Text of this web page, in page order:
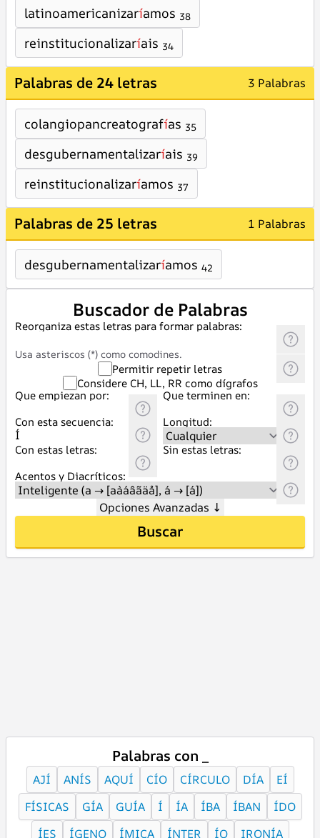
latinoamericanizaríamos 38
reinstitucionalizaríais 34
Palabras de 24 letras 3 Palabras
colangiopancreatografías 35
desgubernamentalizaríais 39
reinstitucionalizaríamos 37
Palabras de 25 letras 1 Palabras
desgubernamentalizaríamos 42
Buscador de Palabras
Reorganiza estas letras para formar palabras:
Usa asteriscos (*) como comodines.
Permitir repetir letras
Considere CH, LL, RR como dígrafos
Que empiezan por:
Que terminen en:
Con esta secuencia:
Longitud:
Con estas letras:
Sin estas letras:
Acentos y Diacríticos:
Opciones Avanzadas ↓
Buscar
Palabras con _
AJÍ ANÍS AQUÍ CÍO CÍRCULO DÍA
EÍ
FÍSICAS
GÍA GUÍA Í ÍA ÍBA ÍBAN
ÍDO
ÍES
ÍGENO ÍMICA ÍNTER ÍO IRONÍA